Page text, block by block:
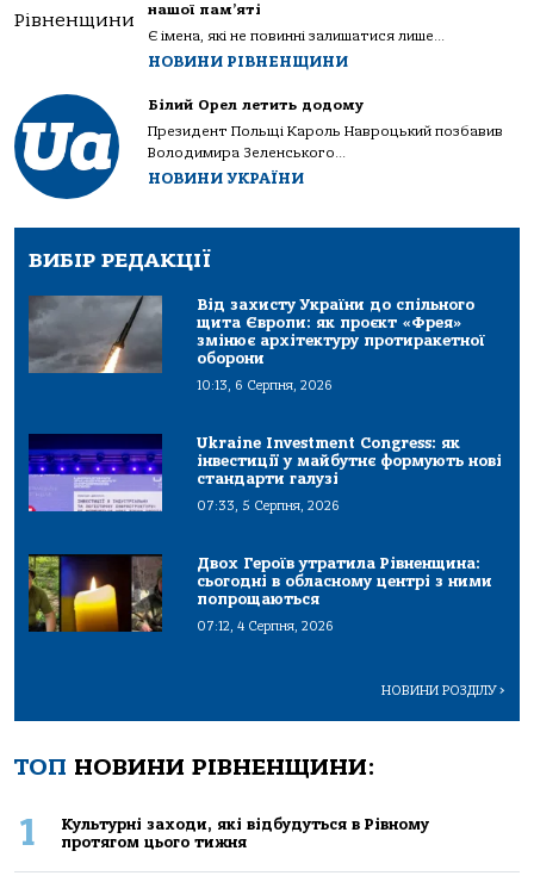
нашої пам’яті
Є імена, які не повинні залишатися лише...
НОВИНИ РІВНЕНЩИНИ
Білий Орел летить додому
Президент Польщі Кароль Навроцький позбавив
Володимира Зеленського...
НОВИНИ УКРАЇНИ
ВИБІР РЕДАКЦІЇ
Від захисту України до спільного
щита Європи: як проєкт «Фрея»
змінює архітектуру протиракетної
оборони
10:13, 6 Серпня, 2026
Ukraine Investment Congress: як
інвестиції у майбутнє формують нові
стандарти галузі
07:33, 5 Серпня, 2026
Двох Героїв утратила Рівненщина:
сьогодні в обласному центрі з ними
попрощаються
07:12, 4 Серпня, 2026
НОВИНИ РОЗДІЛУ>
ТОП НОВИНИ РІВНЕНЩИНИ:
1
Культурні заходи, які відбудуться в Рівному
протягом цього тижня